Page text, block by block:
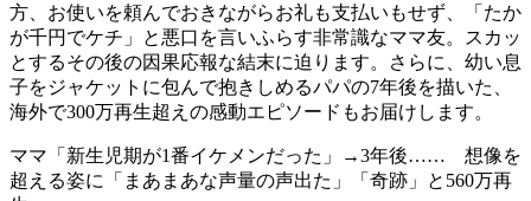
方、お使いを頼んでおきながらお礼も支払いもせず、「たか
が千円でケチ」と悪口を言いふらす非常識なママ友。スカッ
とするその後の因果応報な結末に迫ります。さらに、幼い息
子をジャケットに包んで抱きしめるパパの7年後を描いた、
海外で300万再生超えの感動エピソードもお届けします。
ママ「新生児期が1番イケメンだった」→3年後…… 想像を
超える姿に「まあまあな声量の声出た」「奇跡」と560万再